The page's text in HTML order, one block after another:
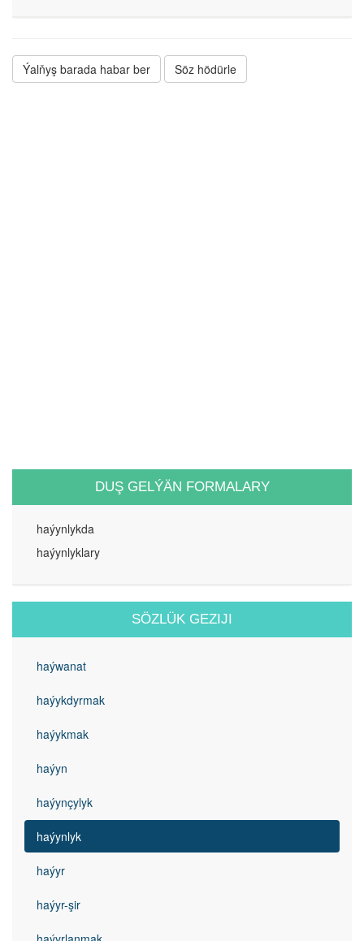
Ýalňyş barada habar ber Söz hödürle
DUŞ GELÝÄN FORMALARY
haýynlykda
haýynlyklary
SÖZLÜK GEZIJI
haýwanat
haýykdyrmak
haýykmak
haýyn
haýynçylyk
haýynlyk
haýyr
haýyr-şir